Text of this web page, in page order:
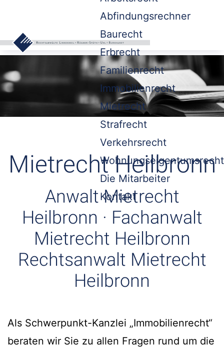
Abfindungsrechner
Baurecht
Erbrecht
Familienrecht
Immobilienrecht
Mietrecht
Strafrecht
Verkehrsrecht
Wohnungseigentumsrecht
Die Mitarbeiter
Kontakt
Mietrecht Heilbronn
Anwalt Mietrecht
Heilbronn · Fachanwalt
Mietrecht Heilbronn
Rechtsanwalt Mietrecht
Heilbronn
Als Schwerpunkt-Kanzlei „Immobilienrecht“
beraten wir Sie zu allen Fragen rund um die